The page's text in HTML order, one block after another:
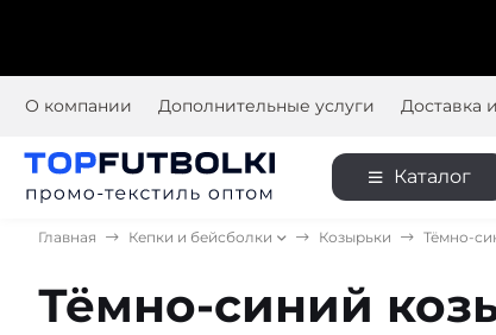
О компании Дополнительные услуги Доставка
Каталог
Главная Кепки и бейсболки Козырьки Тёмно-
Тёмно-синий